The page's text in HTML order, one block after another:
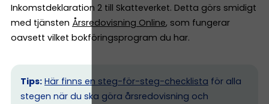
Inkomstdeklaration 2 till Skatteverket. Detta görs smidigt
med tjänsten Årsredovisning Online, som fungerar
oavsett vilket bokföringsprogram du har.
Tips: Här finns en steg-för-steg-checklista för alla
stegen när du ska göra årsredovisning och